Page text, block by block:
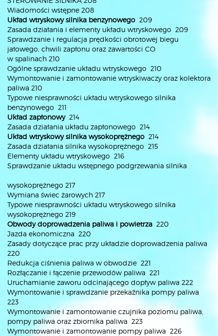
Wiadomości wstępne 208
Układ wtryskowy silnika benzynowego 209
Zasada działania i elementy układu wtryskowego 209
Sprawdzanie i regulacja prędkości obrotowej biegu
jałowego, chwili zapłonu oraz zawartości CO
w spalinach 210
Ogólne sprawdzanie układu wtryskowego 210
Wymontowanie i zamontowanie wtryskiwaczy oraz kolektora
paliwa 210
Typowe niesprawności układu wtryskowego silnika
benzynowego 211
Układ zapłonowy214
Zasada działania układu zapłonowego 214
Układ wtryskowy silnika wysokoprężnego 214
Zasada działania silnika wysokoprężnego 215
Elementy układu wtryskowego 216
Sprawdzanie układu wstępnego podgrzewania silnika
wysokoprężnego 217
Wymiana świec żarowych 217
Typowe niesprawności układu wtryskowego silnika
wysokoprężnego 219
Obwody doprowadzenia paliwa i powietrza 220
Jazda ekonomiczna 220
Zasady dotyczące prac przy układzie doprowadzenia paliwa
220
Redukcja ciśnienia paliwa w obwodzie 221
Rozłączanie i łączenie przewodów paliwa 221
Uruchamianie zaworu odcinającego dopływ paliwa 222
Wymontowanie i sprawdzanie przekaźnika pompy paliwa
223
Wymontowanie i zamontowanie czujnika poziomu paliwa,
pompy paliwa oraz zbiornika paliwa 223
Wymontowanie i zamontowanie pompy paliwa 226